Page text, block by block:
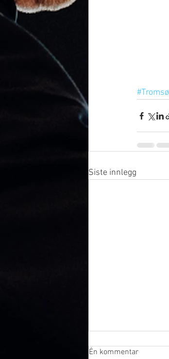
#Tromsø
Siste innlegg
Én kommentar